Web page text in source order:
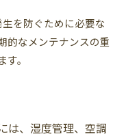
を防ぐために必要な
的なメンテナンスの重
。
は、湿度管理、空調